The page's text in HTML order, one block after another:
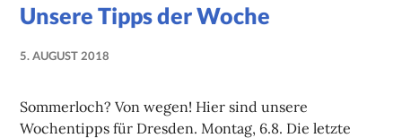
Unsere Tipps der Woche
5. AUGUST 2018
Sommerloch? Von wegen! Hier sind unsere
Wochentipps für Dresden. Montag, 6.8. Die letzte